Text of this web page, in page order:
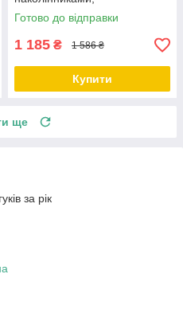
налокітниками та шоломом
Happy. Зелений колір. Розмір
Готово до відправки
1 185 ₴ 1 586 ₴
Купити
ще
за рік